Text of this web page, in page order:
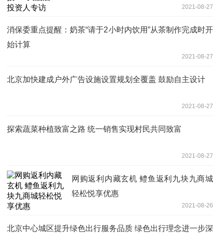
2021-08-27
消保委重点提醒：奶茶“请于2小时内饮用”从茶制作完成时开
始计算
2021-08-27
北京加快建成户外广告设施设置规划全覆盖 鼓励自主设计
2021-08-27
探索蔬菜种植致富之路 统一销售实现村民共同致富
2021-08-27
网购返利内藏玄机 鳢鱼返利九块九商城
轻松悦享优惠
2021-08-26
北京中心城区提升绿色出行服务品质 绿色出行理念进一步深